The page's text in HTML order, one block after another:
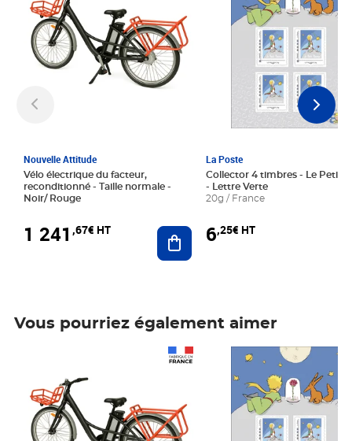
Nouvelle Attitude
Vélo électrique du facteur,
reconditionné - Taille normale -
Noir/ Rouge
1 241 ,67€ HT Ajouter au panier
La Poste
Collector 4 timbres - Le Petit
- Lettre Verte
20g / France
6,25€ HT
Vous pourriez également aimer
Prix 6,25€ HT